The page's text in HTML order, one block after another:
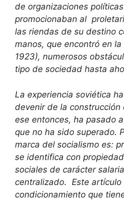
de organizaciones
promocionaban al
las riendas de su destino
manos, que encontró en
1923), numerosos
tipo de sociedad hasta
La experiencia soviética
devenir de la
ese entonces, ha pasado
que no ha sido superado.
marca del socialismo es:
se identifica con
sociales de carácter
centralizado. Este artículo
condicionamiento que